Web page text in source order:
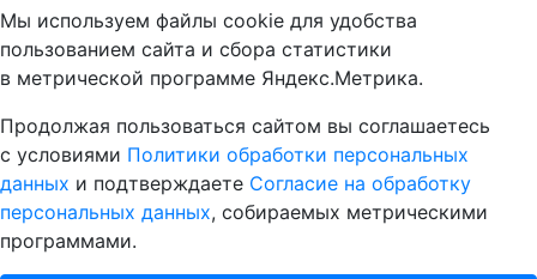
Мы используем файлы cookie для удобства
пользованием сайта и сбора статистики
в метрической программе Яндекс.Метрика.
Продолжая пользоваться сайтом вы соглашаетесь
с условиями Политики обработки персональных
данных и подтверждаете Согласие на обработку
персональных данных, собираемых метрическими
программами.